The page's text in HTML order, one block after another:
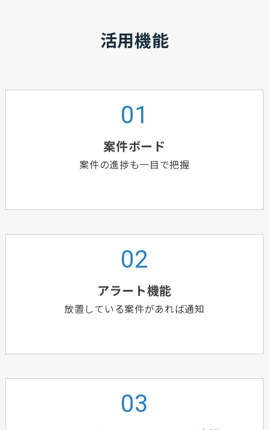
活用機能
案件ボード
案件の進捗も一目で把握
アラート機能
放置している案件があれば通知